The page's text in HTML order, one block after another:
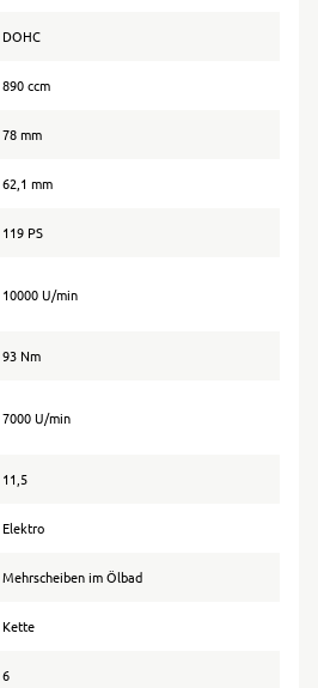
DOHC
890 ccm
78 mm
62,1 mm
119 PS
10000 U/min
93 Nm
7000 U/min
11,5
Elektro
Mehrscheiben im Ölbad
Kette
6